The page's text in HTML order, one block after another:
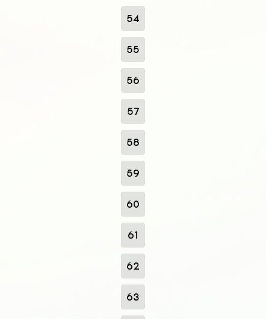
54
55
56
57
58
59
60
61
62
63